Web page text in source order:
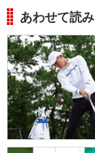
あわせて読